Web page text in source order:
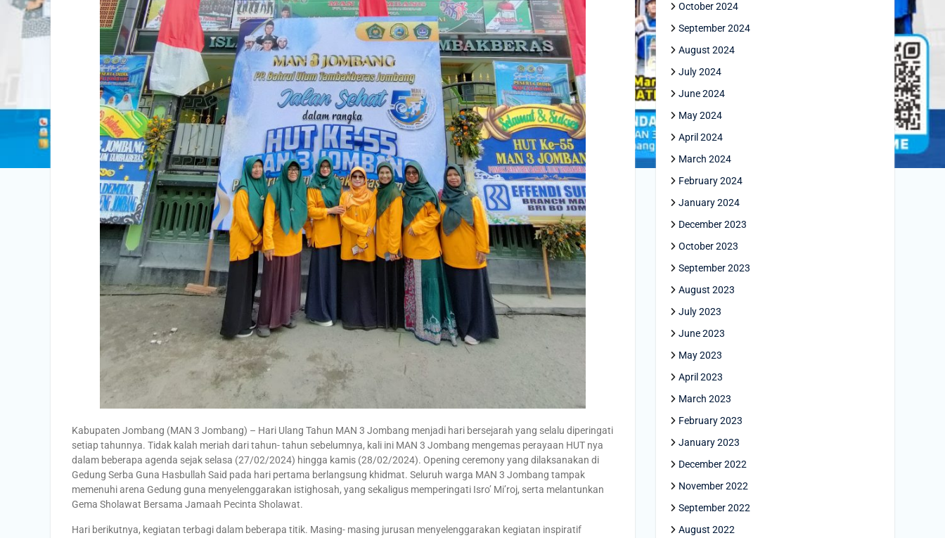
Kabupaten Jombang (MAN 3 Jombang) – Hari Ulang Tahun MAN 3 Jombang menjadi hari bersejarah yang selalu diperingati
setiap tahunnya. Tidak kalah meriah dari tahun- tahun sebelumnya, kali ini MAN 3 Jombang mengemas perayaan HUT nya
dalam beberapa agenda sejak selasa (27/02/2024) hingga kamis (28/02/2024). Opening ceremony yang dilaksanakan di
Gedung Serba Guna Hasbullah Said pada hari pertama berlangsung khidmat. Seluruh warga MAN 3 Jombang tampak
memenuhi arena Gedung guna menyelenggarakan istighosah, yang sekaligus memperingati Isro’ Mi’roj, serta melantunkan
Gema Sholawat Bersama Jamaah Pecinta Sholawat.
Hari berikutnya, kegiatan terbagi dalam beberapa titik. Masing- masing jurusan menyelenggarakan kegiatan inspiratif
October 2024
September 2024
August 2024
July 2024
June 2024
May 2024
April 2024
March 2024
February 2024
January 2024
December 2023
October 2023
September 2023
August 2023
July 2023
June 2023
May 2023
April 2023
March 2023
February 2023
January 2023
December 2022
November 2022
September 2022
August 2022